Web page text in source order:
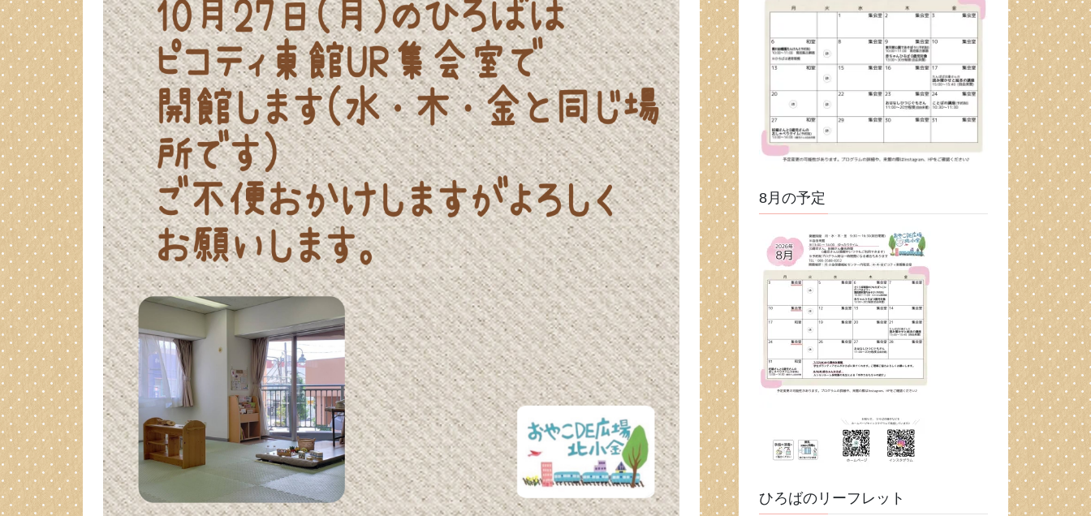
8月の予定
ひろばのリーフレット